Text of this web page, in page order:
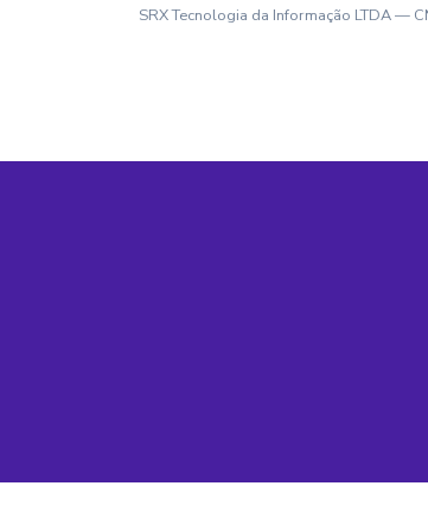
SRX Tecnologia da Informação LTDA —